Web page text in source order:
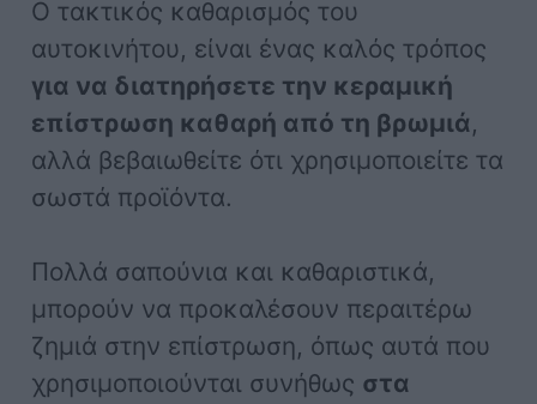
Ο τακτικός καθαρισμός του
αυτοκινήτου, είναι ένας καλός τρόπος
για να διατηρήσετε την κεραμική
επίστρωση καθαρή από τη βρωμιά,
αλλά βεβαιωθείτε ότι χρησιμοποιείτε τα
σωστά προϊόντα.
Πολλά σαπούνια και καθαριστικά,
μπορούν να προκαλέσουν περαιτέρω
ζημιά στην επίστρωση, όπως αυτά που
χρησιμοποιούνται συνήθως στα